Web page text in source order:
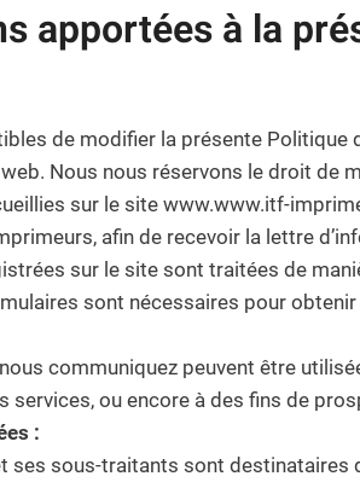
apportées à la
de modifier la présente Politique
Nous nous réservons le droit de
sur le site www.www.itf-
afin de recevoir la lettre
sur le site sont traitées de
sont nécessaires pour
communiquez peuvent être
services, ou encore à des fins de
:
ses sous-traitants sont destinataires